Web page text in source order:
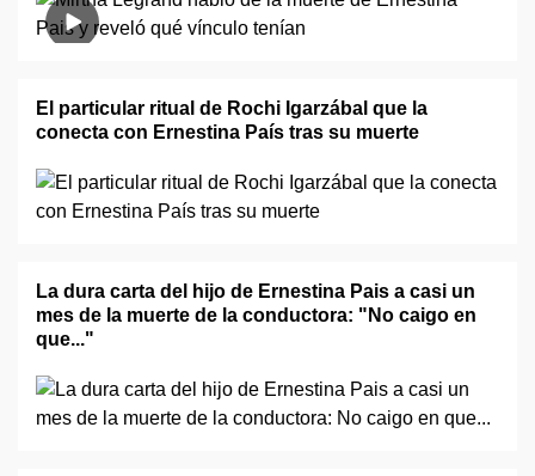
El particular ritual de Rochi Igarzábal que la
conecta con Ernestina País tras su muerte
La dura carta del hijo de Ernestina Pais a casi un
mes de la muerte de la conductora: "No caigo en
que..."